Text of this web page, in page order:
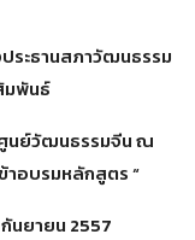
ระธานสภาวัฒนธรรม
มพันธ์
ศูนย์วัฒนธรรมจีน ณ
าอบรมหลักสูตร “
นยายน 2557